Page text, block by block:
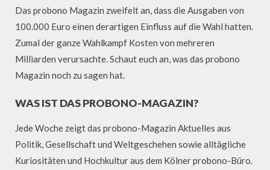
Das probono Magazin zweifelt an, dass die Ausgaben von
100.000 Euro einen derartigen Einfluss auf die Wahl hatten.
Zumal der ganze Wahlkampf Kosten von mehreren
Milliarden verursachte. Schaut euch an, was das probono
Magazin noch zu sagen hat.
WAS IST DAS PROBONO-MAGAZIN?
Jede Woche zeigt das probono-Magazin Aktuelles aus
Politik, Gesellschaft und Weltgeschehen sowie alltägliche
Kuriositäten und Hochkultur aus dem Kölner probono-Büro.